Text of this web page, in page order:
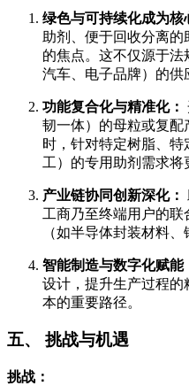
绿色与可持续化成为核
助剂、便于回收分离
的焦点。这不仅源于
汽车、电子品牌）的供
功能复合化与精准化：
韧一体）的母粒或复配
时，针对特定树脂、
工）的专用助剂需求将
产业链协同创新深化：
工商乃至终端用户的联
（如半导体封装材料
智能制造与数字化赋能
设计，提升生产过程的
本的重要路径。
五、 挑战与机遇
挑战：